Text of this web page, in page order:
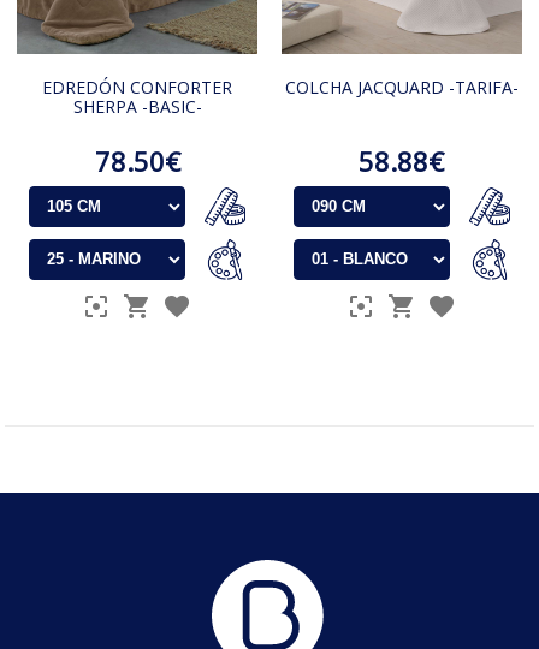
EDREDÓN CONFORTER
SHERPA -BASIC-
78.50€
COLCHA JACQUARD -TARIFA-
58.88€